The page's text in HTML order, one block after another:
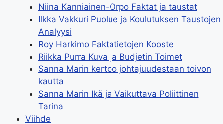
Niina Kanniainen-Orpo Faktat ja taustat
Ilkka Vakkuri Puolue ja Koulutuksen Taustojen
Analyysi
Roy Harkimo Faktatietojen Kooste
Riikka Purra Kuva ja Budjetin Toimet
Sanna Marin kertoo johtajuudestaan toivon
kautta
Sanna Marin Ikä ja Vaikuttava Poliittinen
Tarina
Viihde